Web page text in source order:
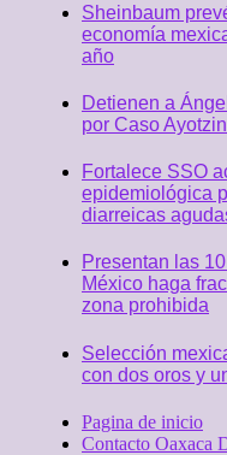
Sheinbaum
economía
año
Detienen a
por Caso
Fortalece SSO
epidemiológica
diarreicas
Presentan las
México haga
zona prohibida
Selección
con dos oros y
Pagina de inicio
Contacto Oaxaca